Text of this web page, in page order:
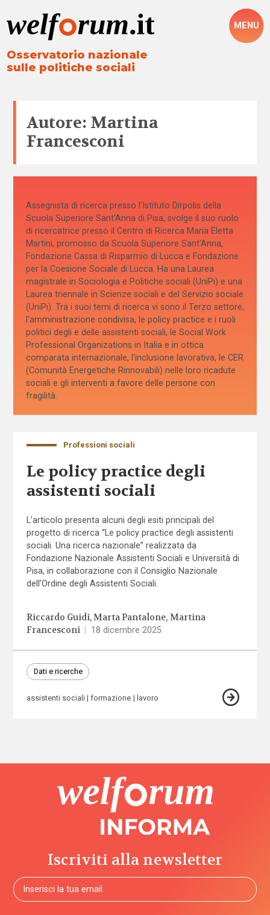
Osservatorio nazionale
sulle politiche sociali
MENU
Autore: Martina
Francesconi
Assegnista di ricerca presso l'Istituto Dirpolis della
Scuola Superiore Sant’Anna di Pisa, svolge il suo ruolo
di ricercatrice presso il Centro di Ricerca Maria Eletta
Martini, promosso da Scuola Superiore Sant'Anna,
Fondazione Cassa di Risparmio di Lucca e Fondazione
per la Coesione Sociale di Lucca. Ha una Laurea
magistrale in Sociologia e Politiche sociali (UniPi) e una
Laurea triennale in Scienze sociali e del Servizio sociale
(UniPi). Tra i suoi temi di ricerca vi sono il Terzo settore,
l'amministrazione condivisa, le policy practice e i ruoli
politici degli e delle assistenti sociali, le Social Work
Professional Organizations in Italia e in ottica
comparata internazionale, l'inclusione lavorativa, le CER
(Comunità Energetiche Rinnovabili) nelle loro ricadute
sociali e gli interventi a favore delle persone con
fragilità.
Professioni sociali
Le policy practice degli
assistenti sociali
L'articolo presenta alcuni degli esiti principali del
progetto di ricerca “Le policy practice degli assistenti
sociali. Una ricerca nazionale” realizzata da
Fondazione Nazionale Assistenti Sociali e Università di
Pisa, in collaborazione con il Consiglio Nazionale
dell’Ordine degli Assistenti Sociali.
Riccardo Guidi Marta Pantalone Martina
Francesconi
18 dicembre 2025
Dati e ricerche
assistenti sociali formazione lavoro
Iscriviti alla newsletter